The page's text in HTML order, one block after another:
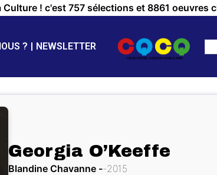
Culture ! c'est 757 sélections et 8861 oeuvres
? NEWSLETTER
Georgia O’Keeffe
Blandine Chavanne 2015